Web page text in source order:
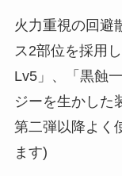
火力重視の回避
ス2部位を採用
Lv5」、「黒蝕
ジーを生かした
第二弾以降よく
ます)